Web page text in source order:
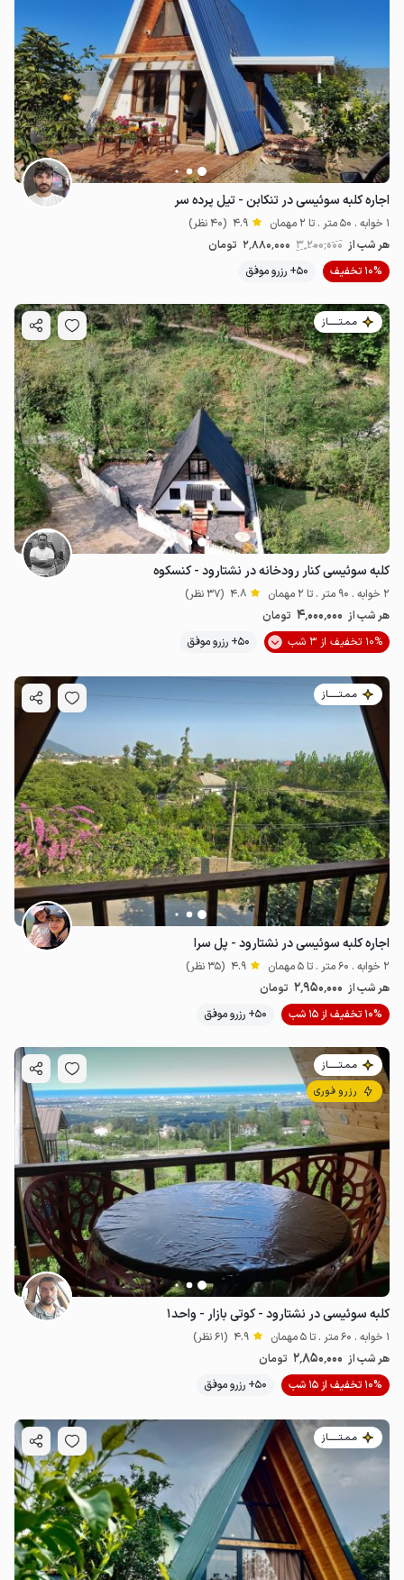
3.3 میلیون ت 4.9
اجاره کلبه سوئیسی در تنکابن - تیل پرده سر
1 خوابه . 50 متر . تا 2 مهمان 4.9 (40 نظر)
هر شب از 3٬200٬000 2٬880٬000 تومان
10% تخفیف
50+ رزرو موفق
مـمـتــــــاز
کلبه سوئیسی کنار رودخانه در نشتارود - کنسکوه
2 خوابه . 90 متر . تا 2 مهمان 4.8 (37 نظر)
هر شب از 4٬000٬000 تومان
10% تخفیف از 3 شب
50+ رزرو موفق
مـمـتــــــاز
اجاره کلبه سوئیسی در نشتارود - پل سرا
2 خوابه . 60 متر . تا 5 مهمان 4.9 (35 نظر)
هر شب از 2٬950٬000 تومان
10% تخفیف از 15 شب
50+ رزرو موفق
مـمـتــــــاز
رزرو فوری
کلبه سوئیسی در نشتارود - کوتی بازار - واحد۱
1 خوابه . 60 متر . تا 5 مهمان 4.9 (61 نظر)
هر شب از 2٬850٬000 تومان
10% تخفیف از 15 شب
50+ رزرو موفق
مـمـتــــــاز